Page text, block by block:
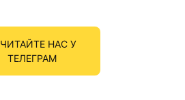
ЧИТАЙТЕ НАС У
ТЕЛЕГРАМ